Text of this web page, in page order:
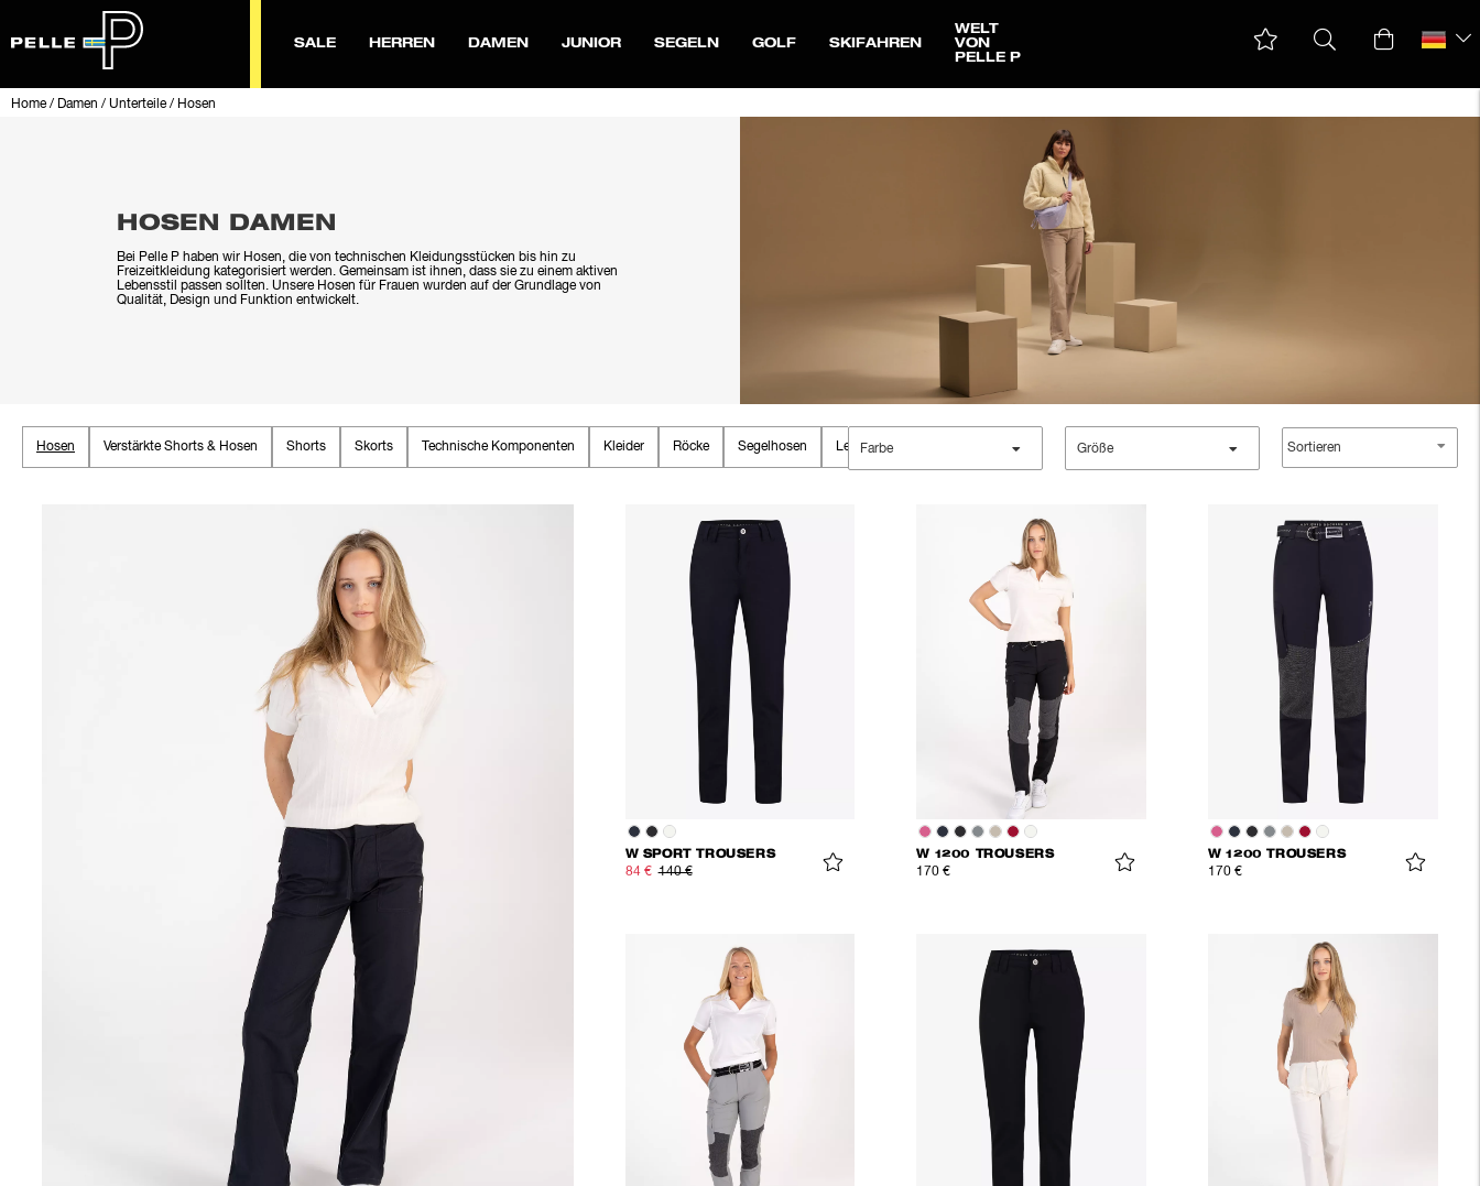
SALE HERREN DAMEN JUNIOR SEGELN GOLF SKIFAHREN
WELT
VON
PELLE P
Home/ Damen / Unterteile/ Hosen
HOSEN DAMEN
Bei Pelle P haben wir Hosen, die von technischen Kleidungsstücken bis hin zu
Freizeitkleidung kategorisiert werden. Gemeinsam ist ihnen, dass sie zu einem aktiven
Lebensstil passen sollten. Unsere Hosen für Frauen wurden auf der Grundlage von
Qualität, Design und Funktion entwickelt.
Hosen Verstärkte Shorts & Hosen Shorts Skorts Technische Komponenten Kleider Röcke Segelhosen Leggings
Farbe Größe Sortieren
W SPORT TROUSERS
84 € 140 €
W 1200 TROUSERS
170 €
W 1200 TROUSERS
170 €